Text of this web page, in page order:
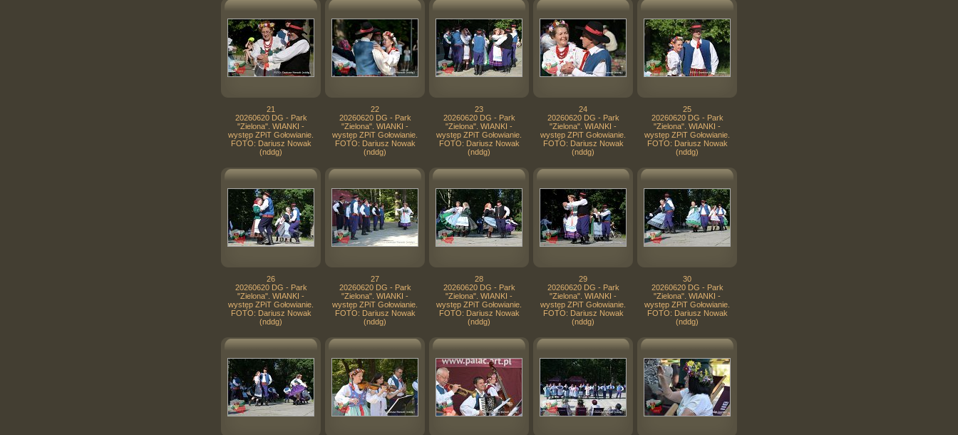
21
20260620 DG - Park
"Zielona". WIANKI -
występ ZPiT Gołowianie.
FOTO: Dariusz Nowak
(nddg)
22
20260620 DG - Park
"Zielona". WIANKI -
występ ZPiT Gołowianie.
FOTO: Dariusz Nowak
(nddg)
23
20260620 DG - Park
"Zielona". WIANKI -
występ ZPiT Gołowianie.
FOTO: Dariusz Nowak
(nddg)
24
20260620 DG - Park
"Zielona". WIANKI -
występ ZPiT Gołowianie.
FOTO: Dariusz Nowak
(nddg)
25
20260620 DG - Park
"Zielona". WIANKI -
występ ZPiT Gołowianie.
FOTO: Dariusz Nowak
(nddg)
26
20260620 DG - Park
"Zielona". WIANKI -
występ ZPiT Gołowianie.
FOTO: Dariusz Nowak
(nddg)
27
20260620 DG - Park
"Zielona". WIANKI -
występ ZPiT Gołowianie.
FOTO: Dariusz Nowak
(nddg)
28
20260620 DG - Park
"Zielona". WIANKI -
występ ZPiT Gołowianie.
FOTO: Dariusz Nowak
(nddg)
29
20260620 DG - Park
"Zielona". WIANKI -
występ ZPiT Gołowianie.
FOTO: Dariusz Nowak
(nddg)
30
20260620 DG - Park
"Zielona". WIANKI -
występ ZPiT Gołowianie.
FOTO: Dariusz Nowak
(nddg)